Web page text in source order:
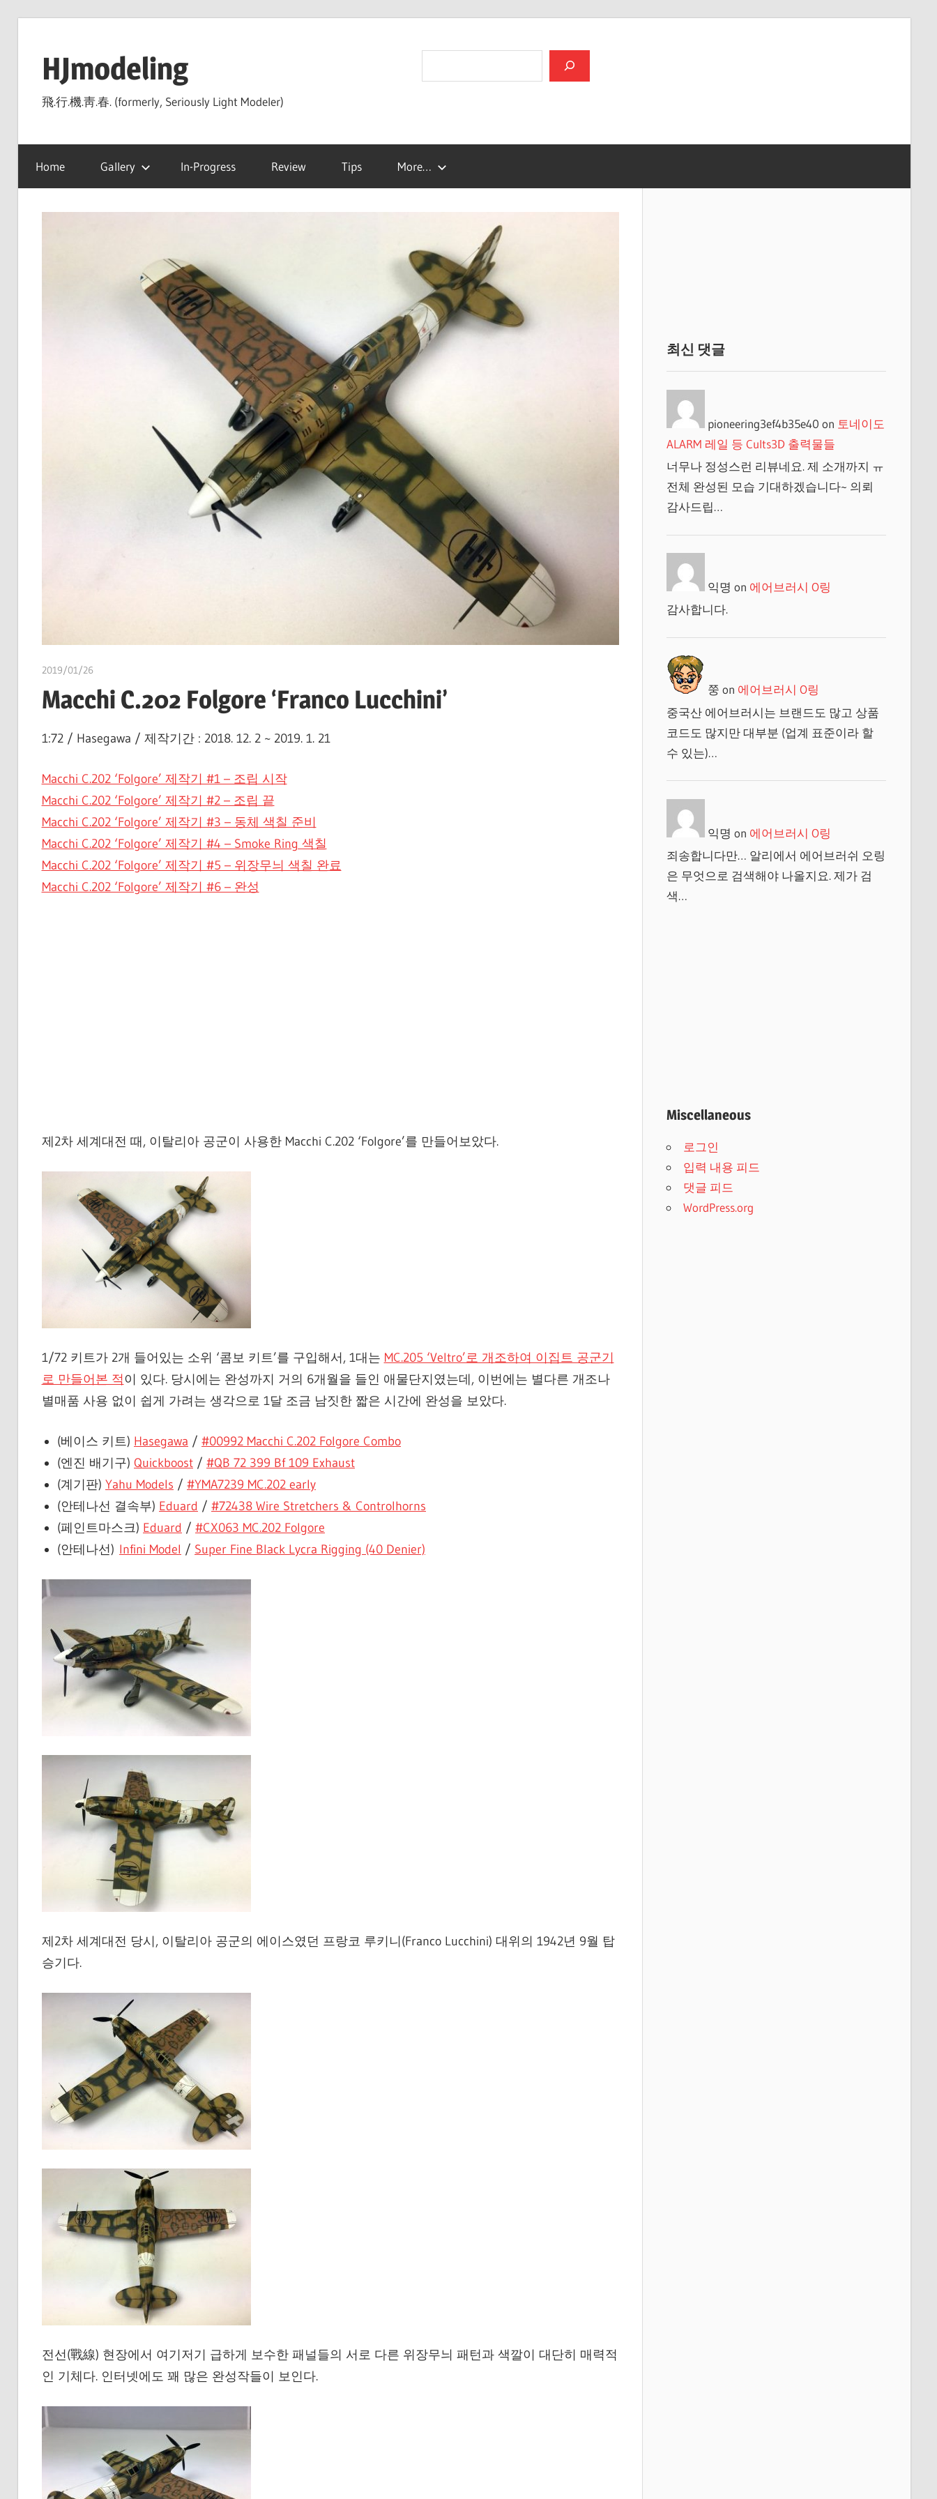
contentHJmodeling
飛.行.機.靑.春. (formerly, Seriously Light Modeler)
Home Gallery In-Progress Review Tips More…
2019/01/26쭝
Macchi C.202 Folgore ‘Franco Lucchini’
1:72 / Hasegawa / 제작기간 : 2018. 12. 2 ~ 2019. 1. 21
Macchi C.202 ‘Folgore’ 제작기 #1 – 조립 시작
Macchi C.202 ‘Folgore’ 제작기 #2 – 조립 끝
Macchi C.202 ‘Folgore’ 제작기 #3 – 동체 색칠 준비
Macchi C.202 ‘Folgore’ 제작기 #4 – Smoke Ring 색칠
Macchi C.202 ‘Folgore’ 제작기 #5 – 위장무늬 색칠 완료
Macchi C.202 ‘Folgore’ 제작기 #6 – 완성
제2차 세계대전 때, 이탈리아 공군이 사용한 Macchi C.202 ‘Folgore’를 만들어보았다.
1/72 키트가 2개 들어있는 소위 ‘콤보 키트’를 구입해서, 1대는 MC.205 ‘Veltro’로 개조하여 이집트 공군기
로 만들어본 적이 있다. 당시에는 완성까지 거의 6개월을 들인 애물단지였는데, 이번에는 별다른 개조나
별매품 사용 없이 쉽게 가려는 생각으로 1달 조금 남짓한 짧은 시간에 완성을 보았다.
(베이스 키트) Hasegawa / #00992 Macchi C.202 Folgore Combo
(엔진 배기구) Quickboost / #QB 72 399 Bf 109 Exhaust
(계기판) Yahu Models / #YMA7239 MC.202 early
(안테나선 결속부) Eduard / #72438 Wire Stretchers & Controlhorns
(페인트마스크) Eduard / #CX063 MC.202 Folgore
(안테나선) Infini Model / Super Fine Black Lycra Rigging (40 Denier)
제2차 세계대전 당시, 이탈리아 공군의 에이스였던 프랑코 루키니(Franco Lucchini) 대위의 1942년 9월 탑
승기다.
전선(戰線) 현장에서 여기저기 급하게 보수한 패널들의 서로 다른 위장무늬 패턴과 색깔이 대단히 매력적
인 기체다. 인터넷에도 꽤 많은 완성작들이 보인다.
최신 댓글
pioneering3ef4b35e40 on 토네이도
ALARM 레일 등 Cults3D 출력물들
너무나 정성스런 리뷰네요. 제 소개까지 ㅠ
전체 완성된 모습 기대하겠습니다~ 의뢰
감사드립…
익명 on 에어브러시 O링
감사합니다.
쭝 on 에어브러시 O링
중국산 에어브러시는 브랜드도 많고 상품
코드도 많지만 대부분 (업계 표준이라 할
수 있는)…
익명 on 에어브러시 O링
죄송합니다만… 알리에서 에어브러쉬 오링
은 무엇으로 검색해야 나올지요. 제가 검
색…
Miscellaneous
로그인
입력 내용 피드
댓글 피드
WordPress.org